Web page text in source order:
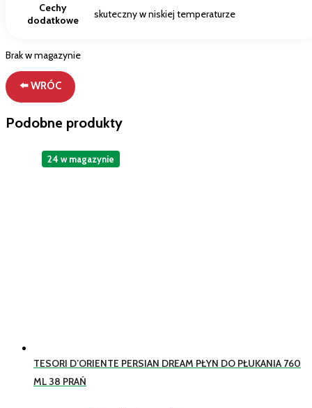
Cechy
dodatkowe
skuteczny w niskiej temperaturze
Brak w magazynie
⬅️ WRÓC
Podobne produkty
TESORI D’ORIENTE PERSIAN DREAM PŁYN DO PŁUKANIA 760
ML 38 PRAŃ
24 w magazynie